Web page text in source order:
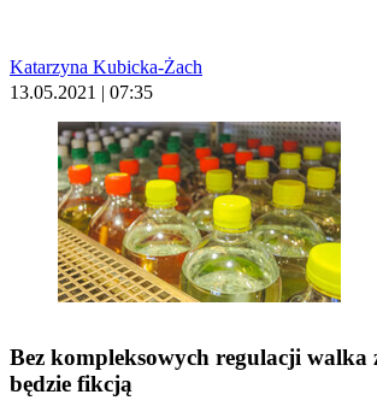
Katarzyna Kubicka-Żach
13.05.2021 | 07:35
Bez kompleksowych regulacji walka
będzie fikcją